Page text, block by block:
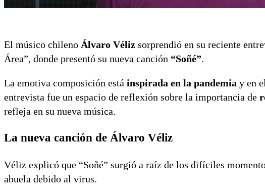
El músico chileno Álvaro Véliz sorprendió en su reciente
Área”, donde presentó su nueva canción “Soñé”.
La emotiva composición está inspirada en la pandemia y en
entrevista fue un espacio de reflexión sobre la importancia de
refleja en su nueva música.
La nueva canción de Álvaro Véliz
Véliz explicó que “Soñé” surgió a raíz de los difíciles
abuela debido al virus.